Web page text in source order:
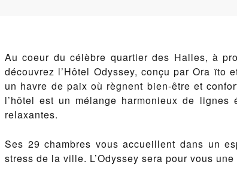
Au coeur du célèbre quartier des Halles, à
découvrez l’Hôtel Odyssey, conçu par Ora ïto
un havre de paix où règnent bien-être et
l’hôtel est un mélange harmonieux de
relaxantes.
Ses 29 chambres vous accueillent dans un
stress de la ville. L’Odyssey sera pour vous